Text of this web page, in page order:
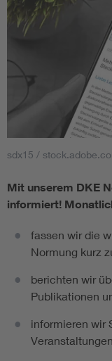
sdx15 /
Mit unserem DKE
informiert!
fassen wir die
Normung kurz
berichten wir
Publikationen
informieren wir
Veranstaltungen